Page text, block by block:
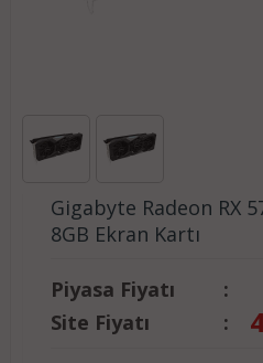
Gigabyte Radeon RX
8GB Ekran Kartı
Piyasa Fiyatı
:
Site Fiyatı
: